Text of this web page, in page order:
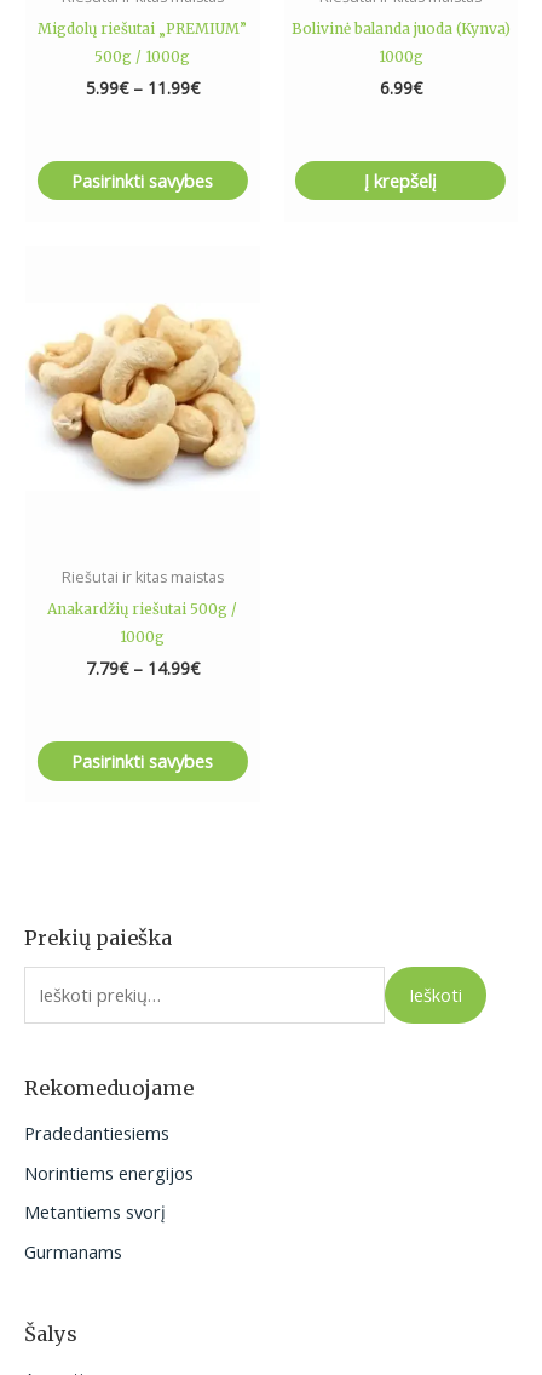
Prekių paieška
I
e
o
:
Ieškoti
Rekomeduojame
Pradedantiesiems
Norintiems energijos
Metantiems svorį
Gurmanams
Šalys
Migdolų riešutai „PREMIUM”
500g / 1000g
5.99€ – 11.99€
Pasirinkti savybes
product
page
Bolivinė balanda juoda (Kynva)
1000g
6.99€
Į krepšelį
Riešutai ir kitas maistas
Anakardžių riešutai 500g /
1000g
7.79€ – 14.99€
through
14.99€
Pasirinkti savybes
has
multiple
variants.
The
options
may
be
page